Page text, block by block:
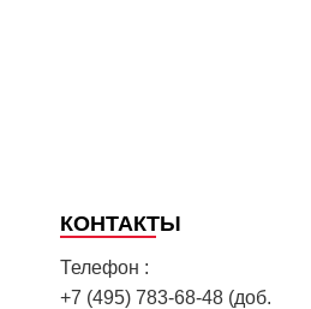
КОНТАКТЫ
Телефон :
+7 (495) 783-68-48 (доб.